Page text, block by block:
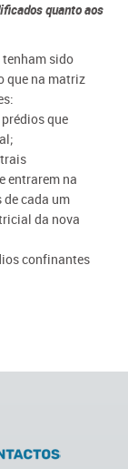
quanto aos
tenham sido
que na matriz
que
entrarem na
cada um
da nova
confinantes